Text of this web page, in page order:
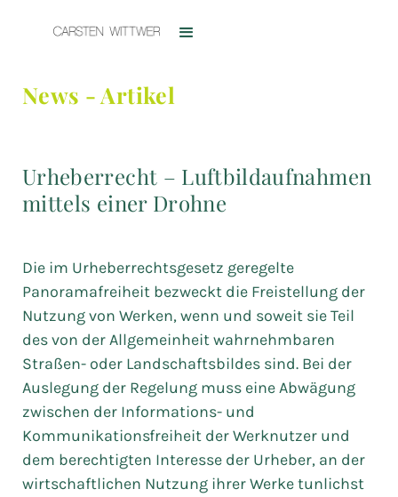
News - Artikel
Urheberrecht – Luftbildaufnahmen
mittels einer Drohne
Die im Urheberrechtsgesetz geregelte
Panoramafreiheit bezweckt die Freistellung der
Nutzung von Werken, wenn und soweit sie Teil
des von der Allgemeinheit wahrnehmbaren
Straßen- oder Landschaftsbildes sind. Bei der
Auslegung der Regelung muss eine Abwägung
zwischen der Informations- und
Kommunikationsfreiheit der Werknutzer und
dem berechtigten Interesse der Urheber, an der
wirtschaftlichen Nutzung ihrer Werke tunlichst